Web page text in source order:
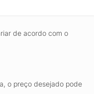
de acordo com o
o preço desejado pode